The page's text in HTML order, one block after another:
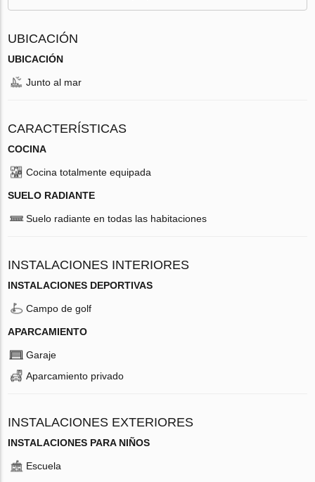
UBICACIÓN
UBICACIÓN
Junto al mar
CARACTERÍSTICAS
COCINA
Cocina totalmente equipada
SUELO RADIANTE
Suelo radiante en todas las habitaciones
INSTALACIONES INTERIORES
INSTALACIONES DEPORTIVAS
Campo de golf
APARCAMIENTO
Garaje
Aparcamiento privado
INSTALACIONES EXTERIORES
INSTALACIONES PARA NIÑOS
Escuela